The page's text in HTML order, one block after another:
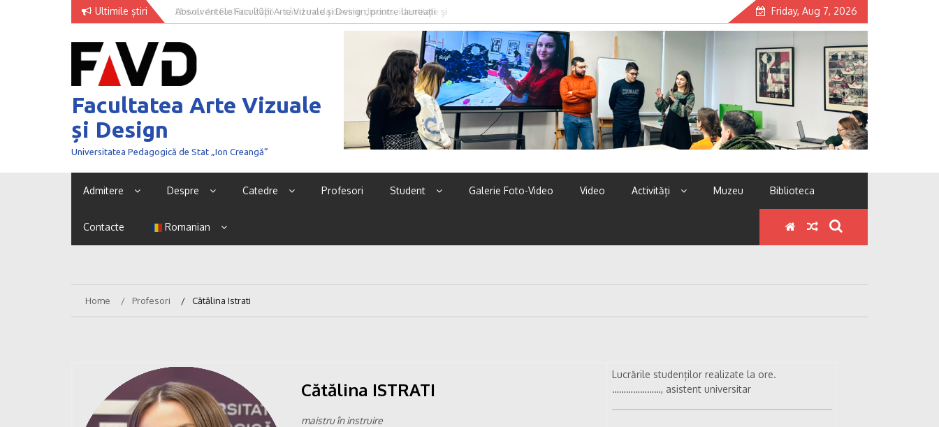
Ultimile știri
Absolventele Facultății Arte Vizuale și Design, printre laureații
concursului NEXT GENERATION 2026
Univer Art Fashion 2026 – când moda devine discurs, identitate și
curaj de a fi văzut
Friday, Aug 7, 2026
Facultatea Arte Vizuale
și Design
Universitatea Pedagogică de Stat „Ion Creangă”
Admitere Despre Catedre Profesori Student Galerie Foto-Video Video Activități Muzeu Biblioteca
Contacte Romanian
Home Profesori Cătălina Istrati
Cătălina ISTRATI
maistru în instruire
Lucrările studenților realizate la ore.
…………………, asistent universitar